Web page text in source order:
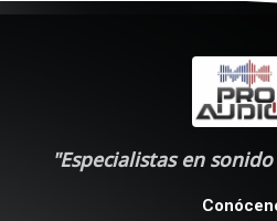
"Especialistas en